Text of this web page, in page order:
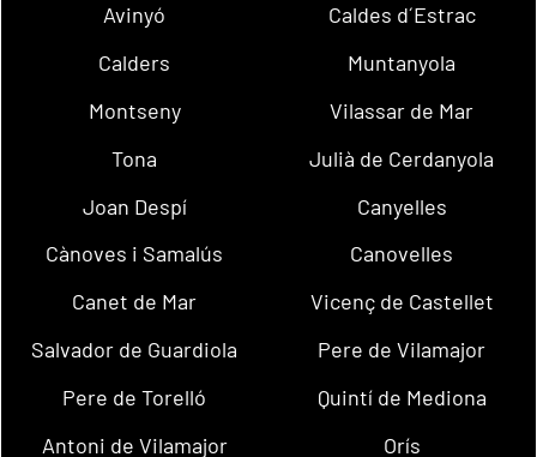
Avinyó
Caldes d´Estrac
Calders
Muntanyola
Montseny
Vilassar de Mar
Tona
Julià de Cerdanyola
Joan Despí
Canyelles
Cànoves i Samalús
Canovelles
Canet de Mar
Vicenç de Castellet
Salvador de Guardiola
Pere de Vilamajor
Pere de Torelló
Quintí de Mediona
Antoni de Vilamajor
Orís